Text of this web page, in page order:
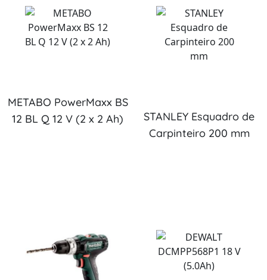
METABO PowerMaxx BS
12 BL Q 12 V (2 x 2 Ah)
STANLEY Esquadro de
Carpinteiro 200 mm